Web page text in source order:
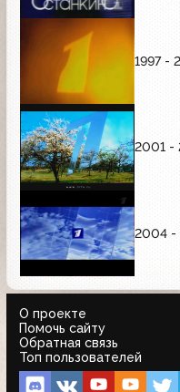
1997 -
2001 -
2004 -
О проекте
Помочь сайту
Обратная связь
Топ пользователей